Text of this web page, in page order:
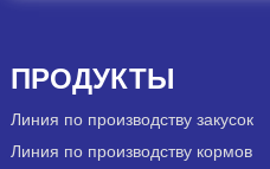
ПРОДУКТЫ
Линия по производству закусок
Линия по производству кормов